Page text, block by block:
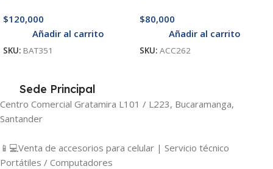
$120,000
Añadir al carrito
SKU: BAT351
$80,000
Añadir al carrito
SKU: ACC262
Sede Principal
Centro Comercial Gratamira L101 / L223, Bucaramanga,
Santander
📱💻Venta de accesorios para celular | Servicio técnico
Portátiles / Computadores